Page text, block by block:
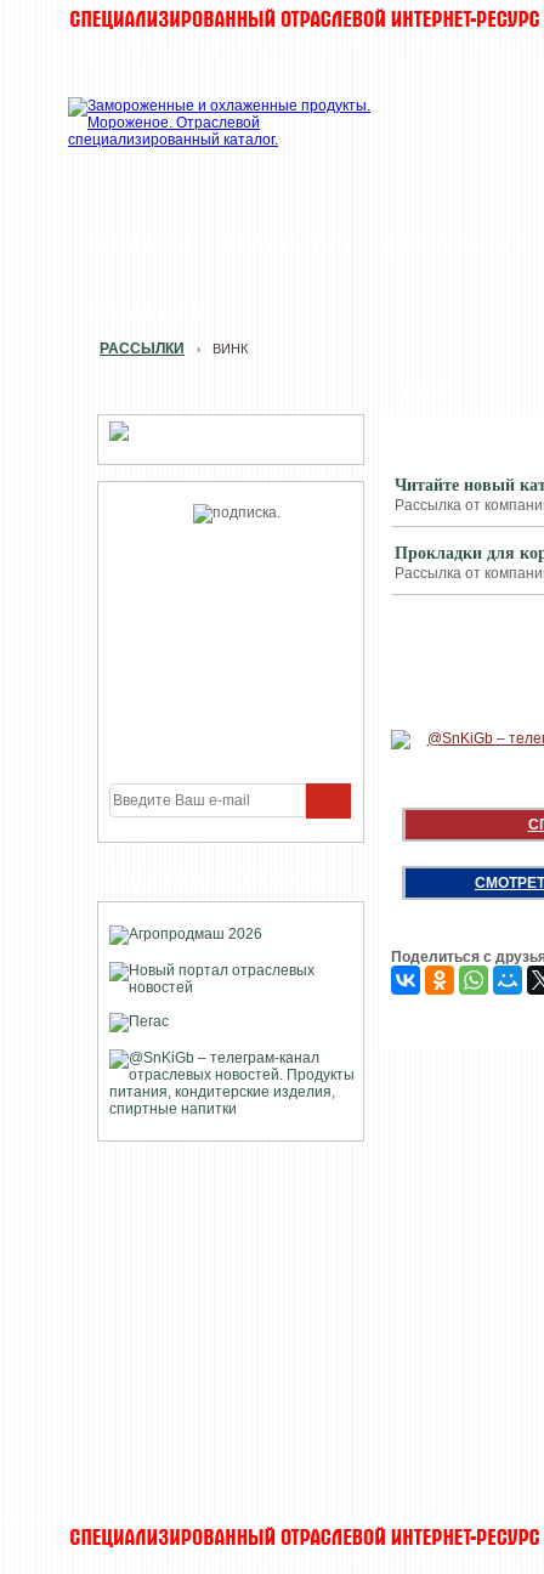
РАССЫЛКИ › ВИНК
Читайте новый
Рассылка от
Прокладки для
Рассылка от
Поделиться с